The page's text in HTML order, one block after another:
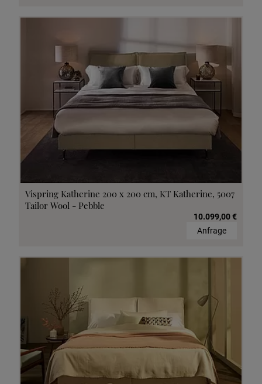
Vispring Katherine 200 x 200 cm, KT Katherine, 5007
Tailor Wool - Pebble
10.099,00 €
Anfrage